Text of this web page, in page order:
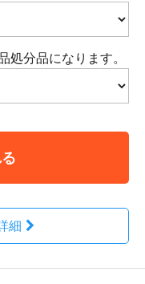
処分品になります。
細